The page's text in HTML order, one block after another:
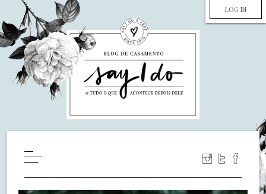
LOG IN